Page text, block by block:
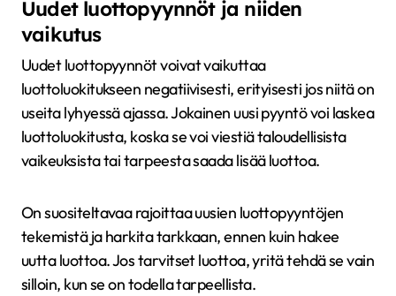
Uudet luottopyynnöt ja niiden
vaikutus
Uudet luottopyynnöt voivat vaikuttaa
luottoluokitukseen negatiivisesti, erityisesti jos niitä on
useita lyhyessä ajassa. Jokainen uusi pyyntö voi laskea
luottoluokitusta, koska se voi viestiä taloudellisista
vaikeuksista tai tarpeesta saada lisää luottoa.
On suositeltavaa rajoittaa uusien luottopyyntöjen
tekemistä ja harkita tarkkaan, ennen kuin hakee
uutta luottoa. Jos tarvitset luottoa, yritä tehdä se vain
silloin, kun se on todella tarpeellista.